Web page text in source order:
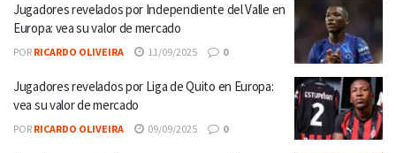
Jugadores revelados por Independiente del Valle en
Europa: vea su valor de mercado
POR RICARDO OLIVEIRA 11/09/2025 0
Jugadores revelados por Liga de Quito en Europa:
vea su valor de mercado
POR RICARDO OLIVEIRA 09/09/2025 0